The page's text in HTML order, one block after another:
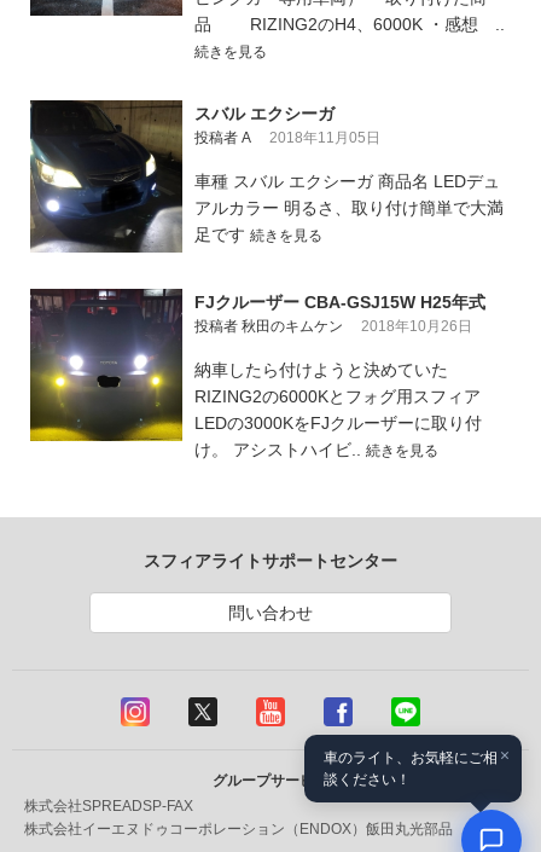
品 RIZING2のH4、6000K ・感想 ..
続きを見る
スバル エクシーガ
投稿者 A 2018年11月05日
車種 スバル エクシーガ 商品名 LEDデュ
アルカラー 明るさ、取り付け簡単で大満
足です 続きを見る
FJクルーザー CBA-GSJ15W H25年式
投稿者 秋田のキムケン 2018年10月26日
納車したら付けようと決めていた
RIZING2の6000Kとフォグ用スフィア
LEDの3000KをFJクルーザーに取り付
け。 アシストハイビ.. 続きを見る
スフィアライトサポートセンター
問い合わせ
グループサービス
株式会社SPREADSP-FAX
株式会社イーエヌドゥコーポレーション（ENDOX） 飯田丸光部品
×
車のライト、お気軽にご相
談ください！